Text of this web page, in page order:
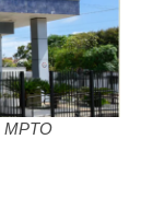
MPTO